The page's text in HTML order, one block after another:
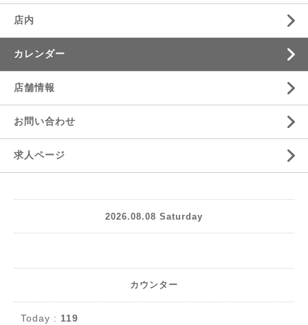
店内
カレンダー
店舗情報
お問い合わせ
求人ページ
2026.08.08 Saturday
カウンター
Today : 119